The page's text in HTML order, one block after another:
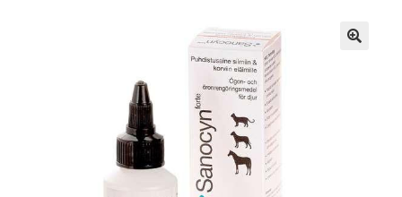
Tietosuojaseloste